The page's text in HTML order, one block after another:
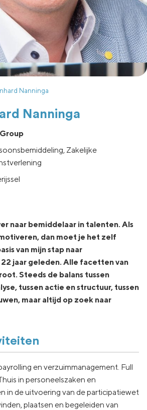
Nanninga
Nanninga
Zakelijke
naar bemiddelaar in talenten. Als
dan moet je het zelf
van mijn stap naar
jaar geleden. Alle facetten van
Steeds de balans tussen
tussen actie en structuur, tussen
maar altijd op zoek naar
en verzuimmanagement. Full
in personeelszaken en
in de uitvoering van de participatiewet
plaatsen en begeleiden van